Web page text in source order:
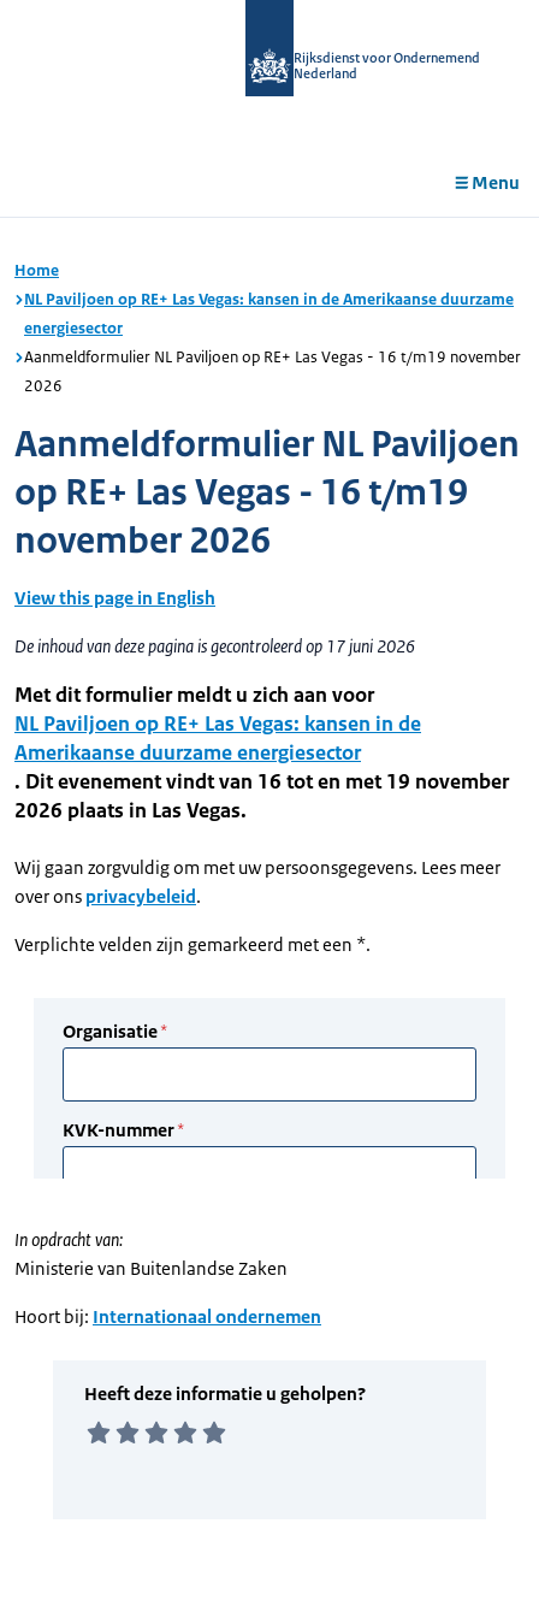
Rijksdienst voor Ondernemend
Nederland
Menu
Home
NL Paviljoen op RE+ Las Vegas: kansen in de Amerikaanse duurzame
energiesector
Aanmeldformulier NL Paviljoen op RE+ Las Vegas - 16 t/m19 november
2026
Aanmeldformulier NL Paviljoen
op RE+ Las Vegas - 16 t/m19
november 2026
View this page in English
De inhoud van deze pagina is gecontroleerd op 17 juni 2026
Met dit formulier meldt u zich aan voor
NL Paviljoen op RE+ Las Vegas: kansen in de
Amerikaanse duurzame energiesector
. Dit evenement vindt van 16 tot en met 19 november
2026 plaats in Las Vegas.
Wij gaan zorgvuldig om met uw persoonsgegevens. Lees meer
over ons privacybeleid.
Verplichte velden zijn gemarkeerd met een *.
In opdracht van:
Ministerie van Buitenlandse Zaken
Hoort bij: Internationaal ondernemen